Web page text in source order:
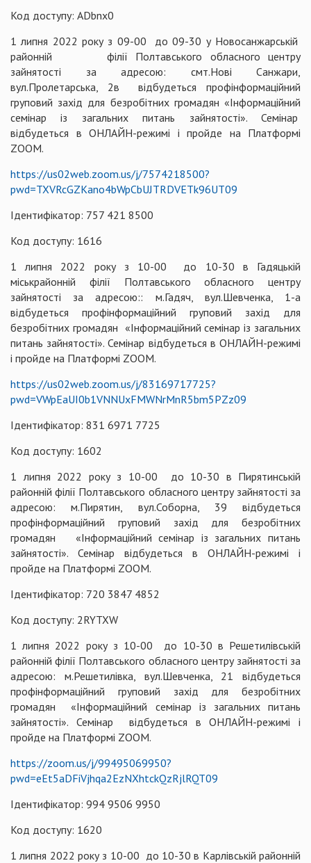
Код доступу: ADbnx0
1 липня 2022 року з 09-00 до 09-30 у Новосанжарській
районній філії Полтавського обласного центру
зайнятості за адресою: смт.Нові Санжари,
вул.Пролетарська, 2в відбудеться профінформаційний
груповий захід для безробітних громадян «Інформаційний
семінар із загальних питань зайнятості». Семінар
відбудеться в ОНЛАЙН-режимі і пройде на Платформі
ZOOM.
https://us02web.zoom.us/j/7574218500?
pwd=TXVRcGZKano4bWpCbUJTRDVETk96UT09
Ідентифікатор: 757 421 8500
Код доступу: 1616
1 липня 2022 року з 10-00 до 10-30 в Гадяцькій
міськрайонній філії Полтавського обласного центру
зайнятості за адресою:: м.Гадяч, вул.Шевченка, 1-а
відбудеться профінформаційний груповий захід для
безробітних громадян «Інформаційний семінар із загальних
питань зайнятості». Семінар відбудеться в ОНЛАЙН-режимі
і пройде на Платформі ZOOM.
https://us02web.zoom.us/j/83169717725?
pwd=VWpEaUI0b1VNNUxFMWNrMnR5bm5PZz09
Ідентифікатор: 831 6971 7725
Код доступу: 1602
1 липня 2022 року з 10-00 до 10-30 в Пирятинській
районній філії Полтавського обласного центру зайнятості за
адресою: м.Пирятин, вул.Соборна, 39 відбудеться
профінформаційний груповий захід для безробітних
громадян «Інформаційний семінар із загальних питань
зайнятості». Семінар відбудеться в ОНЛАЙН-режимі і
пройде на Платформі ZOOM.
Ідентифікатор: 720 3847 4852
Код доступу: 2RYTXW
1 липня 2022 року з 10-00 до 10-30 в Решетилівській
районній філії Полтавського обласного центру зайнятості за
адресою: м.Решетилівка, вул.Шевченка, 21 відбудеться
профінформаційний груповий захід для безробітних
громадян «Інформаційний семінар із загальних питань
зайнятості». Семінар відбудеться в ОНЛАЙН-режимі і
пройде на Платформі ZOOM.
https://zoom.us/j/99495069950?
pwd=eEt5aDFiVjhqa2EzNXhtckQzRjlRQT09
Ідентифікатор: 994 9506 9950
Код доступу: 1620
1 липня 2022 року з 10-00 до 10-30 в Карлівській районній